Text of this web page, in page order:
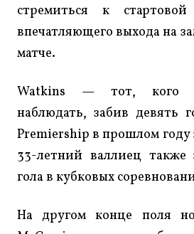
стремиться к
впечатляющего выхода на
матче.
Watkins — тот, кого
наблюдать, забив девять
Premiership в прошлом году
33-летний валлиец также
гола в кубковых
На другом конце поля